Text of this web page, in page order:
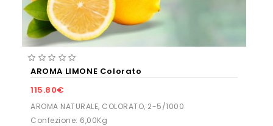
AROMA LIMONE Colorato
115.80€
AROMA NATURALE, COLORATO, 2-5/1000
Confezione: 6,00Kg